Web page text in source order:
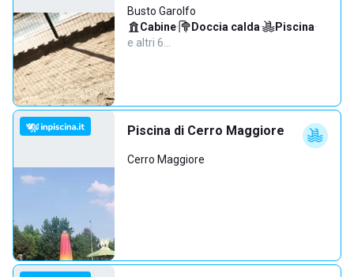
Busto Garolfo
Cabine· Doccia calda· Piscina·
e altri 6…
Piscina di Cerro Maggiore
Cerro Maggiore